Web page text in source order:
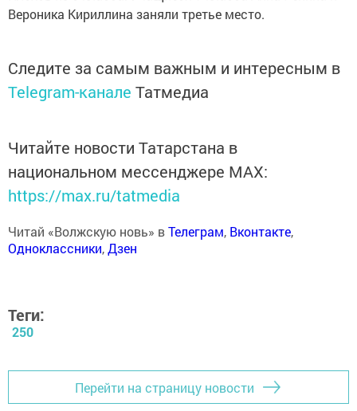
Вероника Кириллина заняли третье место.
Следите за самым важным и интересным в
Telegram-канале Татмедиа
Читайте новости Татарстана в
национальном мессенджере MАХ:
https://max.ru/tatmedia
Читай «Волжскую новь» вТелеграм, Вконтакте,
Одноклассники,Дзен
Теги:
250
Перейти на страницу новости